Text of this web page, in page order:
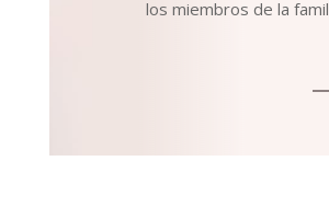
los miembros de la